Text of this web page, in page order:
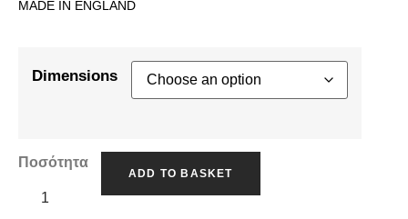
MADE IN ENGLAND
Dimensions
Ποσότητα
ADD TO BASKET